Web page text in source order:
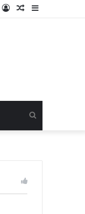
Rastgele
Kayıt